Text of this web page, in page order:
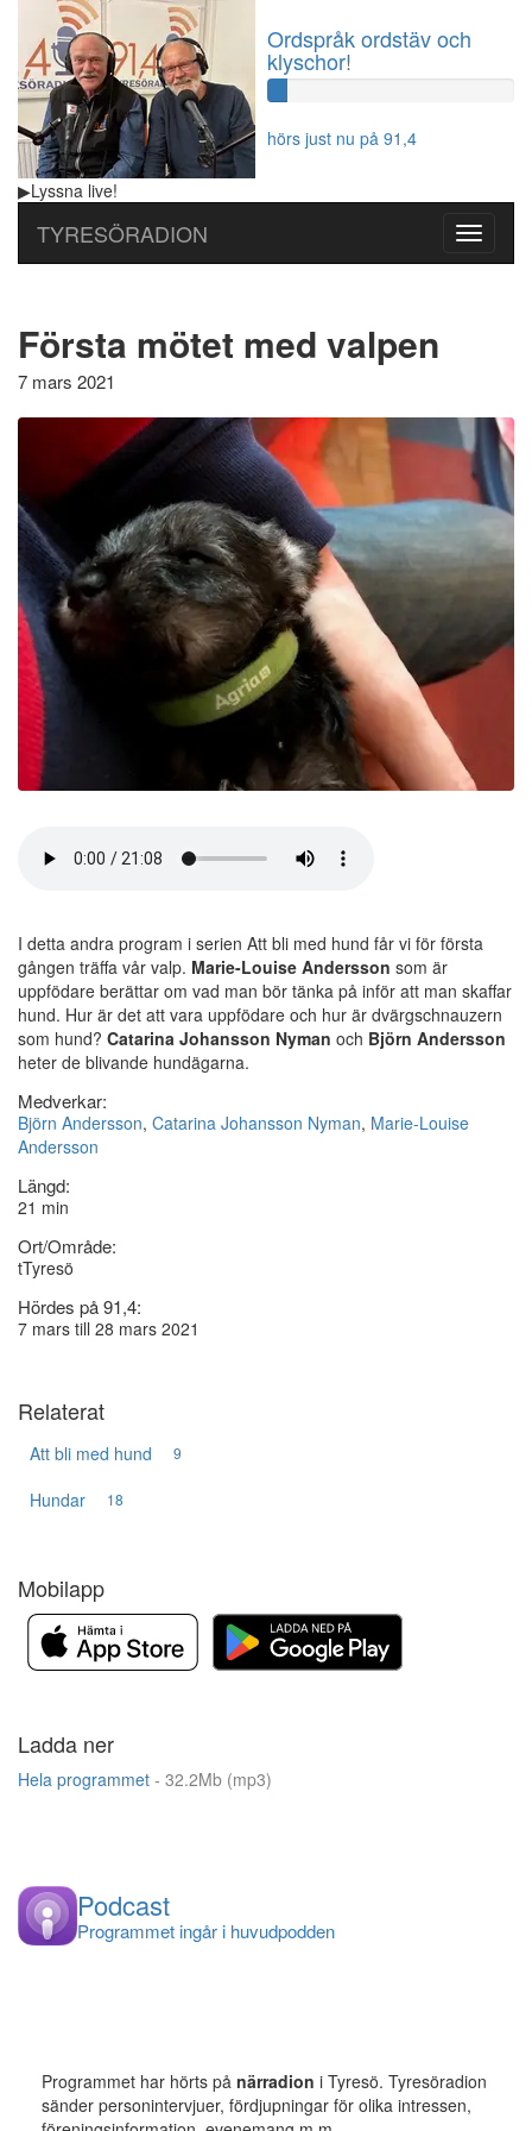
Ordspråk ordstäv och
klyschor!
hörs just nu på 91,4
▶Lyssna live!
Toggle
TYRESÖRADION
Första mötet med valpen
7 mars 2021
I detta andra program i serien Att bli med hund får vi för första
gången träffa vår valp. Marie-Louise Andersson som är
uppfödare berättar om vad man bör tänka på inför att man skaffar
hund. Hur är det att vara uppfödare och hur är dvärgschnauzern
som hund? Catarina Johansson Nyman och Björn Andersson
heter de blivande hundägarna.
Medverkar:
Björn Andersson, Catarina Johansson Nyman, Marie-Louise
Andersson
Längd:
21 min
Ort/Område:
tTyresö
Hördes på 91,4:
7 mars till 28 mars 2021
Relaterat
Att bli med hund 9
Hundar 18
Mobilapp
Ladda ner
Hela programmet - 32.2Mb (mp3)
Podcast
Programmet ingår i huvudpodden
Programmet har hörts på närradion i Tyresö. Tyresöradion
sänder personintervjuer, fördjupningar för olika intressen,